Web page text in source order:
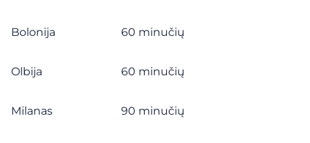
Bolonija 60 minučių
Olbija 60 minučių
Milanas 90 minučių